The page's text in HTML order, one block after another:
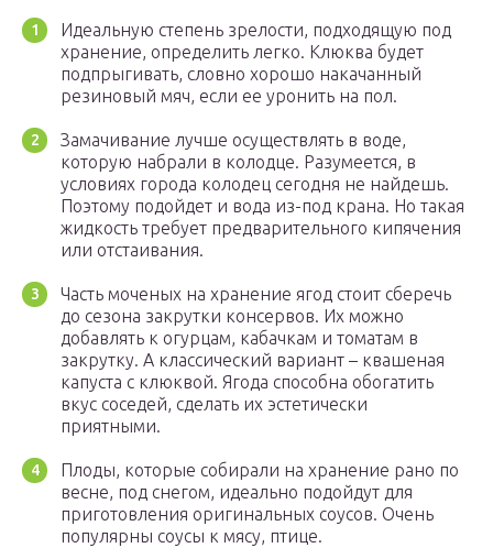
Идеальную степень зрелости, подходящую под
хранение, определить легко. Клюква будет
подпрыгивать, словно хорошо накачанный
резиновый мяч, если ее уронить на пол.
Замачивание лучше осуществлять в воде,
которую набрали в колодце. Разумеется, в
условиях города колодец сегодня не найдешь.
Поэтому подойдет и вода из-под крана. Но такая
жидкость требует предварительного кипячения
или отстаивания.
Часть моченых на хранение ягод стоит сберечь
до сезона закрутки консервов. Их можно
добавлять к огурцам, кабачкам и томатам в
закрутку. А классический вариант – квашеная
капуста с клюквой. Ягода способна обогатить
вкус соседей, сделать их эстетически
приятными.
Плоды, которые собирали на хранение рано по
весне, под снегом, идеально подойдут для
приготовления оригинальных соусов. Очень
популярны соусы к мясу, птице.